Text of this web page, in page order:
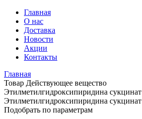
Главная
О нас
Доставка
Новости
Акции
Контакты
Главная
Товар Действующее вещество
Этилметилгидроксипиридина сукцинат
Этилметилгидроксипиридина сукцинат
Подобрать по параметрам